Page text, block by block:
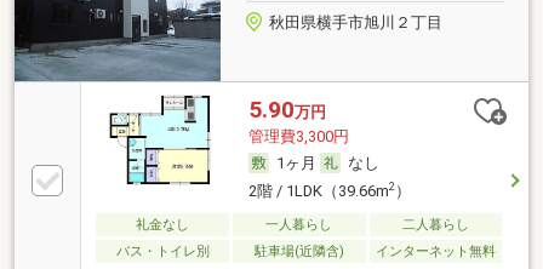
秋田県横手市旭川２丁目
5.90万円
管理費3,300円
1ヶ月
なし
2階 / 1LDK（39.66m2）
礼金なし 一人暮らし
二人暮らし
バス・トイレ別
駐車場(近隣含) インターネット無料